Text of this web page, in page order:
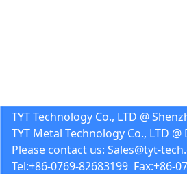
TYT Technology Co., LTD @
TYT Metal Technology Co., LTD
Please contact us: Sales@tyt-
Tel:+86-0769-82683199 Fax:+86-